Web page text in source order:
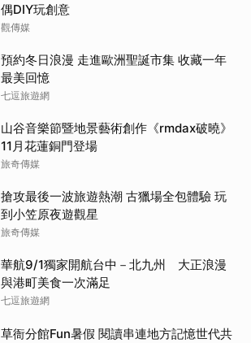
偶DIY玩創意
觀傳媒
預約冬日浪漫 走進歐洲聖誕市集 收藏一年
最美回憶
七逗旅遊網
山谷音樂節暨地景藝術創作《rmdax破曉》
11月花蓮銅門登場
旅奇傳媒
搶攻最後一波旅遊熱潮 古獵場全包體驗 玩
到小笠原夜遊觀星
旅奇傳媒
華航9/1獨家開航台中－北九州 大正浪漫
與港町美食一次滿足
七逗旅遊網
草衙分館Fun暑假 閱讀串連地方記憶世代共